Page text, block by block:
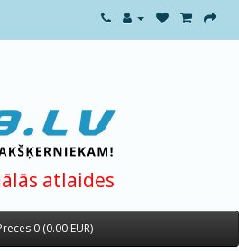
atlaides
0 (0.00 EUR)